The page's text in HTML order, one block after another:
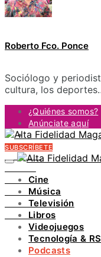
Roberto Fco. Ponce
Sociólogo y
cultura, los
¿Quiénes somos?
Anúnciate aquí
Contacto
FACEBOOK
INSTAGRAM
PINTEREST
YOUTUBE
LINKEDIN
SUBSCRÍBETE
Cine
Música
Televisión
Libros
Videojuegos
Tecnología & RS
Podcasts